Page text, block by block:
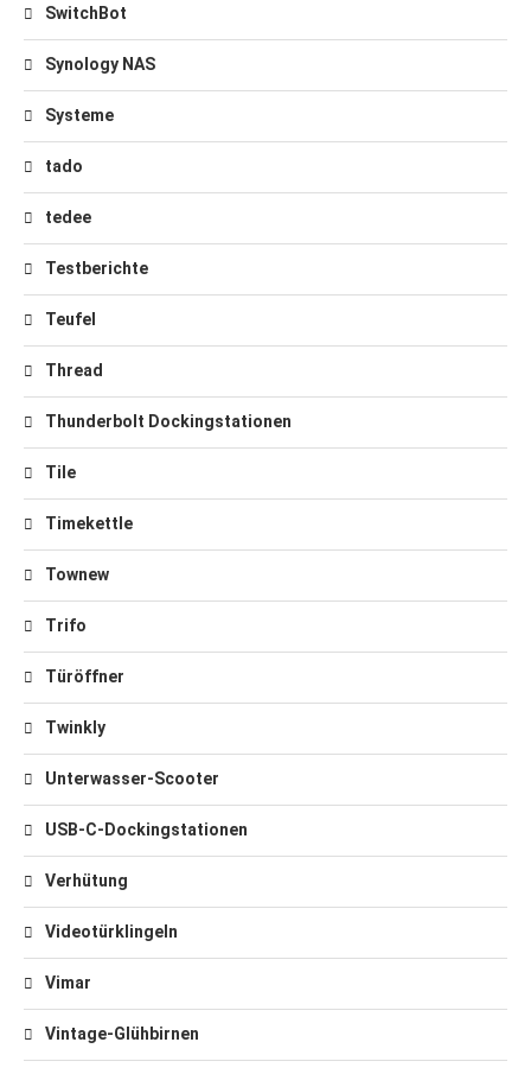
SwitchBot
Synology NAS
Systeme
tado
tedee
Testberichte
Teufel
Thread
Thunderbolt Dockingstationen
Tile
Timekettle
Townew
Trifo
Türöffner
Twinkly
Unterwasser-Scooter
USB-C-Dockingstationen
Verhütung
Videotürklingeln
Vimar
Vintage-Glühbirnen